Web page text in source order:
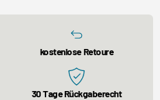
kostenlose Retoure
30 Tage Rückgaberecht